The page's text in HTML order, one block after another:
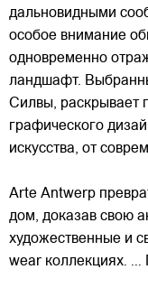
дальновидными
особое внимание
одновременно
ландшафт.
Силвы, раскрывает
графического
искусства, от
Arte Antwerp
дом, доказав свою
художественные и
wear коллекциях. ...